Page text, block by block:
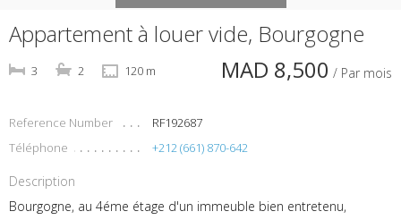
Appartement à louer vide, Bourgogne
MAD 8,500 / Par mois
3 2 120 m
Reference Number
RF192687
Téléphone
+212 (661) 870-642
Description
Bourgogne, au 4éme étage d'un immeuble bien entretenu,